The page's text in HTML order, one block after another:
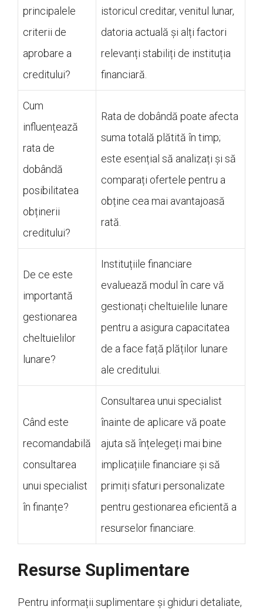
principalele
criterii de
aprobare a
creditului?
istoricul creditar, venitul lunar,
datoria actuală și alți factori
relevanți stabiliți de instituția
financiară.
Cum
influențează
rata de
dobândă
posibilitatea
obținerii
creditului?
Rata de dobândă poate afecta
suma totală plătită în timp;
este esențial să analizați și să
comparați ofertele pentru a
obține cea mai avantajoasă
rată.
De ce este
importantă
gestionarea
cheltuielilor
lunare?
Instituțiile financiare
evaluează modul în care vă
gestionați cheltuielile lunare
pentru a asigura capacitatea
de a face față plăților lunare
ale creditului.
Când este
recomandabilă
consultarea
unui specialist
în finanțe?
Consultarea unui specialist
înainte de aplicare vă poate
ajuta să înțelegeți mai bine
implicațiile financiare și să
primiți sfaturi personalizate
pentru gestionarea eficientă a
resurselor financiare.
Resurse Suplimentare
Pentru informații suplimentare și ghiduri detaliate,